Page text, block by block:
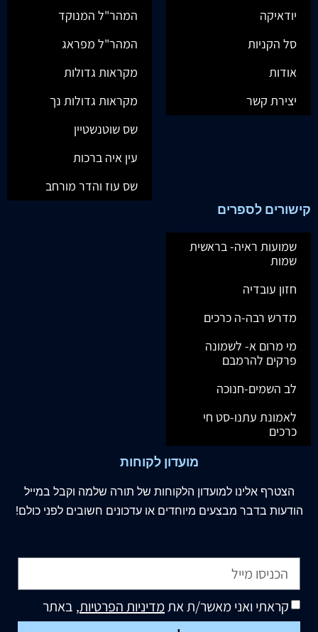
יודאיקה
סל הקניות
אודות
יצירת קשר
המהר"ל המנוקד
המהר"ל מפראג
מקראות גדולות
מקראות גדולות נך
שס שוטנשטיין
עין איה ברכות
שס עוז והדר מורחב
קישורים לספרים
שמועות ראיה- בראשית
שמות
חזון עובדיה
מדרש רבה-ה כרכים
מי מרום א- לשמונה
פרקים להרמבם
לב השמים-חנוכה
לאמונת עתנו-סט חי
כרכים
מועדון לקוחות
הצטרף אלינו למועדון הלקוחות של תורה שלמה וקבל במייל
הודעות בדבר מבצעים מיוחדים או עדכונים חשובים לפני כולם!
קראתי ואני מאשר/ת אתמדיניות הפרטיות, באתר